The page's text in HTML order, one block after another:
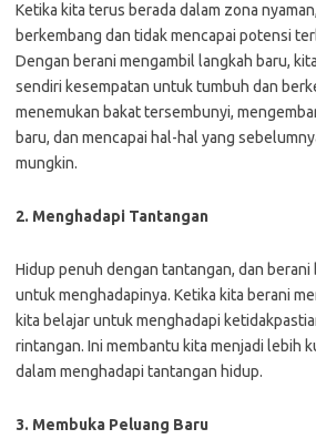
Ketika kita terus berada dalam zona
berkembang dan tidak mencapai potensi
Dengan berani mengambil langkah baru,
sendiri kesempatan untuk tumbuh dan
menemukan bakat tersembunyi,
baru, dan mencapai hal-hal yang
mungkin.
2. Menghadapi Tantangan
Hidup penuh dengan tantangan, dan berani
untuk menghadapinya. Ketika kita berani
kita belajar untuk menghadapi
rintangan. Ini membantu kita menjadi lebih
dalam menghadapi tantangan hidup.
3. Membuka Peluang Baru